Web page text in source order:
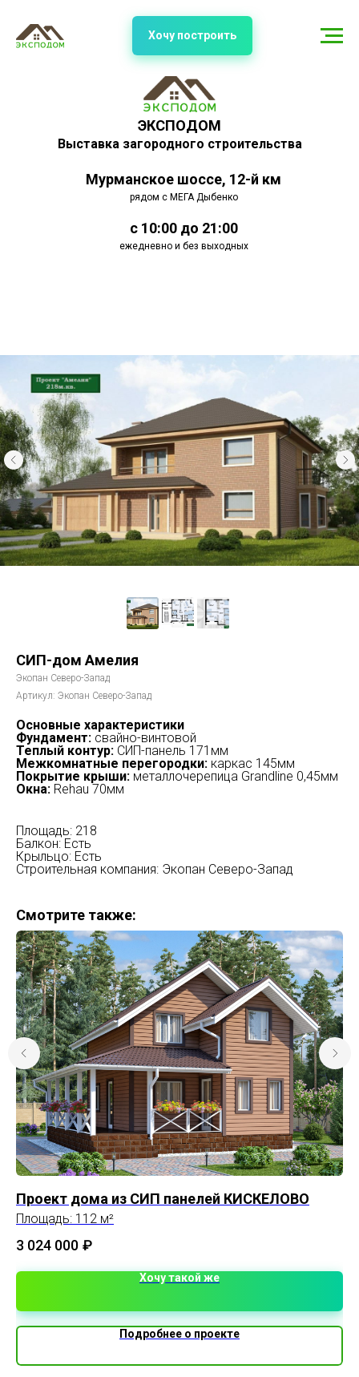
ЭКСПОДОМ
Выставка загородного строительства
Мурманское шоссе, 12-й км
рядом с МЕГА Дыбенко
с 10:00 до 21:00
ежедневно и без выходных
Хочу построить
СИП-дом Амелия
Экопан Северо-Запад
Артикул: Экопан Северо-Запад
Основные характеристики
Фундамент: свайно-винтовой
Теплый контур: СИП-панель 171мм
Межкомнатные перегородки: каркас 145мм
Покрытие крыши: металлочерепица Grandline 0,45мм
Окна: Rehau 70мм
Площадь: 218
Балкон: Есть
Крыльцо: Есть
Строительная компания: Экопан Северо-Запад
Смотрите также:
Проект дома из СИП панелей КИСКЕЛОВО
Площадь: 112 м²
3 024 000 ₽
Хочу такой же
Подробнее о проекте